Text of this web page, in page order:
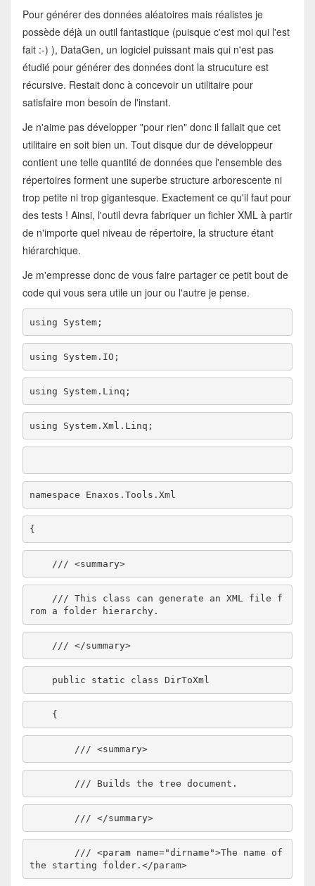
Pour générer des données aléatoires mais réalistes je
possède déjà un outil fantastique (puisque c'est moi qui l'est
fait :-) ), DataGen, un logiciel puissant mais qui n'est pas
étudié pour générer des données dont la strucuture est
récursive. Restait donc à concevoir un utilitaire pour
satisfaire mon besoin de l'instant.
Je n'aime pas développer "pour rien" donc il fallait que cet
utilitaire en soit bien un. Tout disque dur de développeur
contient une telle quantité de données que l'ensemble des
répertoires forment une superbe structure arborescente ni
trop petite ni trop gigantesque. Exactement ce qu'il faut pour
des tests ! Ainsi, l'outil devra fabriquer un fichier XML à partir
de n'importe quel niveau de répertoire, la structure étant
hiérarchique.
Je m'empresse donc de vous faire partager ce petit bout de
code qui vous sera utile un jour ou l'autre je pense.
using
using
using
using
namespace
/// <summary>
/// This class can generate an XML file f
rom a folder hierarchy.
/// </summary>
public static class
/// <summary>
/// Builds the tree document.
/// </summary>
/// <param name="dirname">The name of
the starting folder.</param>